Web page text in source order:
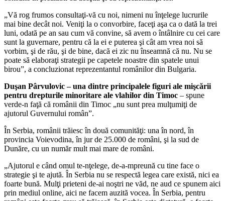
„Vă rog frumos consultaţi-vă cu noi, nimeni nu înţelege lucrurile
mai bine decât noi. Veniţi la o convorbire, faceţi aşa ca o dată la trei
luni, odată pe an sau cum vă convine, să avem o întâlnire cu cei care
sunt la guvernare, pentru că la ei e puterea şi cât am vrea noi să
vorbim, şi de rău, şi de bine, dacă ei zic nu înseamnă că nu. Nu se
poate să elaboraţi strategii pe capetele noastre din spatele unui
birou”, a concluzionat reprezentantul românilor din Bulgaria.
Duşan Pârvulovic – una dintre principalele figuri ale mişcării
pentru drepturile minoritare ale vlahilor din Timoc – spune
verde-n faţă că românii din Timoc „nu sunt prea mulţumiţi de
ajutorul Guvernului român”.
În Serbia, românii trăiesc în două comunităţi: una în nord, în
provincia Voievodina, în jur de 25.000 de români, şi la sud de
Dunăre, cu un număr mult mai mare de români.
„Ajutorul e când omul te-nţelege, de-a-mpreună cu tine face o
strategie şi te ajută. În Serbia nu se respectă legea care există, nici ea
foarte bună. Mulţi prieteni de-ai noştri ne văd, ne aud ce spunem aici
prin mediul online, aici ne facem auzită vocea. În Serbia, pentru